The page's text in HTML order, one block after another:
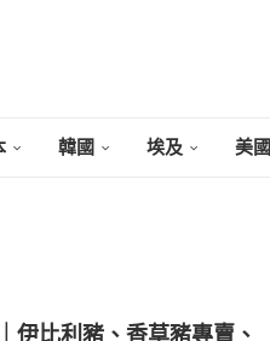
韓國 埃及 美國
伊比利豬、香草豬專賣、